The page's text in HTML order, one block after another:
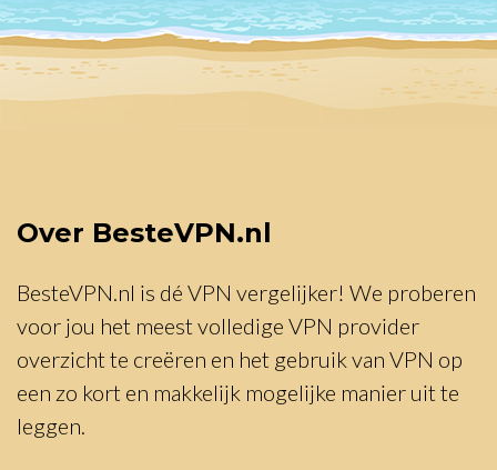
Over BesteVPN.nl
BesteVPN.nl is dé VPN vergelijker! We proberen
voor jou het meest volledige VPN provider
overzicht te creëren en het gebruik van VPN op
een zo kort en makkelijk mogelijke manier uit te
leggen.